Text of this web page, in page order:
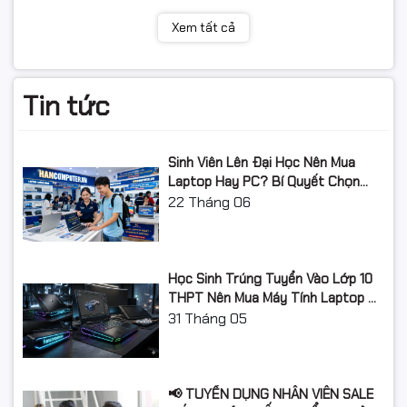
RAM
16Gb (2x8Gb)
Loại RAM
RAM
2666MHz/3200MHz
Hỗ trợ RAM tối
đa
Max 64GB DDR4 3200 (OC) /
2933/2800/2666/2400/2133 MHz
Ổ cứng
Dung lượng ổ
cứng
512GB
Loại ổ cứng SSD
Xem tất cả
Tin tức
Sinh Viên Lên Đại Học Nên Mua
Laptop Hay PC? Bí Quyết Chọn
Máy Tính Đúng Nhu Cầu, Không
22 Tháng 06
Học Sinh Trúng Tuyển Vào Lớp 10
THPT Nên Mua Máy Tính Laptop Gì
Năm Học 2026 - 2027?
31 Tháng 05
📢 TUYỂN DỤNG NHÂN VIÊN SALE